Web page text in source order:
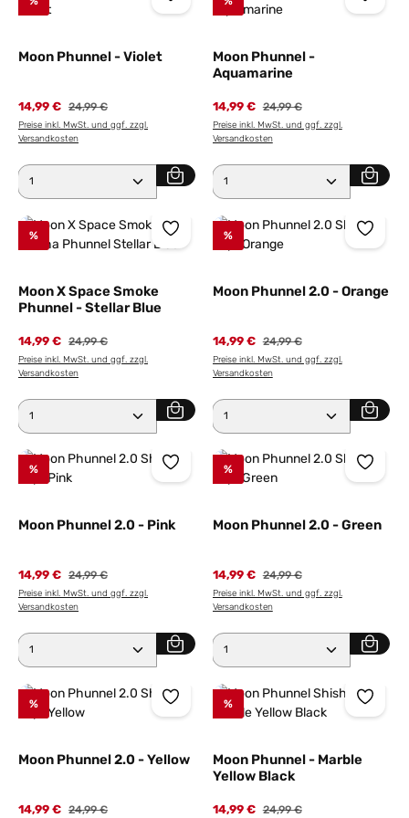
Moon Phunnel - Violet
14,99 € Regulärer Preis:
24,99 €
Preise inkl. MwSt. und ggf. zzgl.
Versandkosten
Produkt Anzahl: Gib den gewünschten Wert ein
Moon Phunnel -
Aquamarine
14,99 € Regulärer Preis:
24,99 €
Preise inkl. MwSt. und ggf. zzgl.
Versandkosten
Produkt Anzahl: Gib den
%
Moon X Space Smoke
Phunnel - Stellar Blue
14,99 € Regulärer Preis:
24,99 €
Preise inkl. MwSt. und ggf. zzgl.
Versandkosten
Produkt Anzahl: Gib den gewünschten Wert ein
%
Moon Phunnel 2.0 - Orange
14,99 € Regulärer Preis:
24,99 €
Preise inkl. MwSt. und ggf. zzgl.
Versandkosten
Produkt Anzahl: Gib den
%
Moon Phunnel 2.0 - Pink
14,99 € Regulärer Preis:
24,99 €
Preise inkl. MwSt. und ggf. zzgl.
Versandkosten
Produkt Anzahl: Gib den gewünschten Wert ein
%
Moon Phunnel 2.0 - Green
14,99 € Regulärer Preis:
24,99 €
Preise inkl. MwSt. und ggf. zzgl.
Versandkosten
Produkt Anzahl: Gib den
%
Moon Phunnel 2.0 - Yellow
14,99 € Regulärer Preis:
24,99 €
%
Moon Phunnel - Marble
Yellow Black
14,99 € Regulärer Preis:
24,99 €